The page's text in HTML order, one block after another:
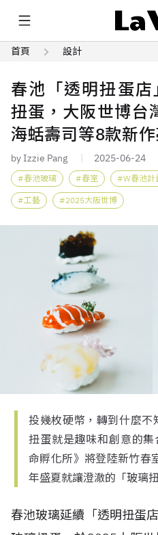
首頁 設計
春池「透明扭蛋
扭蛋，大阪世博台
海蛞壽司等8款新
by Izzie Pang 2025-06-24
春池玻璃 春室 W春池計
工藝 2025大阪世博
投幾枚硬幣，轉到什麼
扭蛋就是趣味和創意的集
命孵化所》將登陸新竹
年盛夏就讓澄澈的「玻璃
春池玻璃延續「透明扭蛋